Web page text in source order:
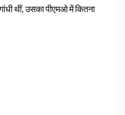
थीं, उसका पीएमओ में कितना